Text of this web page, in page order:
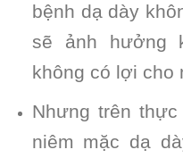
bệnh dạ dày
sẽ ảnh hưởng
không có lợi cho
Nhưng trên
niêm mặc dạ